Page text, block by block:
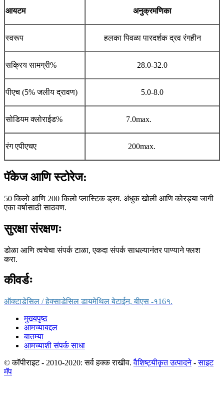
आयटम अनुक्रमणिका
स्वरूप हलका पिवळा पारदर्शक द्रव रंगहीन
सक्रिय सामग्री% 28.0-32.0
पीएच (5% जलीय द्रावण) 5.0-8.0
सोडियम क्लोराईड% 7.0max.
रंग एपीएचए 200max.
पॅकेज आणि स्टोरेज:
50 किलो आणि 200 किलो प्लास्टिक ड्रम. अंधुक खोली आणि कोरड्या जागी
एका वर्षासाठी साठवण.
सुरक्षा संरक्षणः
डोळा आणि त्वचेचा संपर्क टाळा, एकदा संपर्क साधल्यानंतर पाण्याने फ्लश
करा.
कीवर्डः
ऑक्टाडेसिल / हेक्साडेसिल डायमेथिल बेटाईन, बीएस -१16१.
मुख्यपृष्ठ
आमच्याबद्दल
बातम्या
आमच्याशी संपर्क साधा
© कॉपीराइट - 2010-2020: सर्व हक्क राखीव.वैशिष्ट्यीकृत उत्पादने-साइट
मॅप